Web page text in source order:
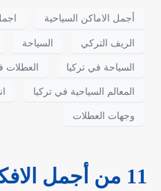
أجمل الاماكن السياحية
الريف التركي السياحة
السياحة في تركيا العطلات
المعالم السياحية في تركيا
وجهات العطلات
11 من أجمل